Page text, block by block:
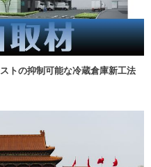
トの抑制可能な冷蔵倉庫新工法